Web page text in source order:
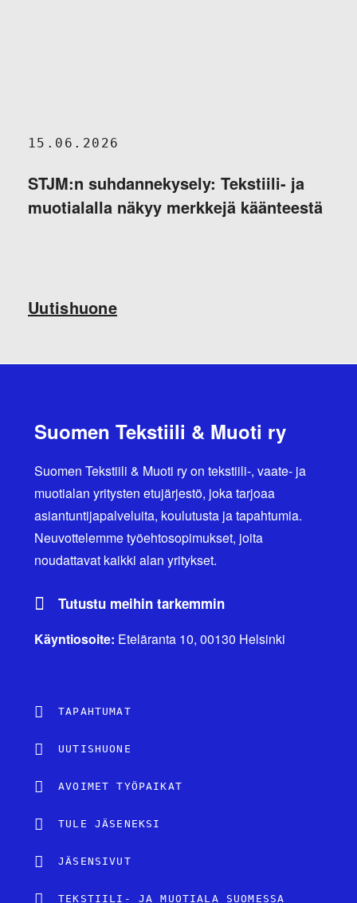
15.06.2026
STJM:n suhdannekysely: Tekstiili- ja
muotialalla näkyy merkkejä käänteestä
Uutishuone
Suomen Tekstiili & Muoti ry
Suomen Tekstiili & Muoti ry on tekstiili-, vaate- ja
muotialan yritysten etujärjestö, joka tarjoaa
asiantuntijapalveluita, koulutusta ja tapahtumia.
Neuvottelemme työehtosopimukset, joita
noudattavat kaikki alan yritykset.
Tutustu meihin tarkemmin
Käyntiosoite: Eteläranta 10, 00130 Helsinki
TAPAHTUMAT
UUTISHUONE
AVOIMET TYÖPAIKAT
TULE JÄSENEKSI
JÄSENSIVUT
TEKSTIILI- JA MUOTIALA SUOMESSA